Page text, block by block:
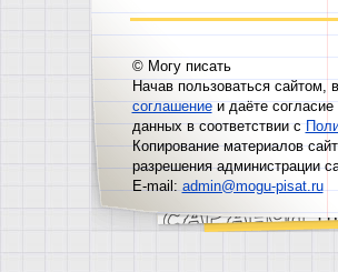
© Могу писать
Начав пользоваться сайтом,
соглашениеи даёте согласие
данных в соответствии с
Копирование материалов
разрешения администрации
E-mail:admin@mogu-pisat.ru